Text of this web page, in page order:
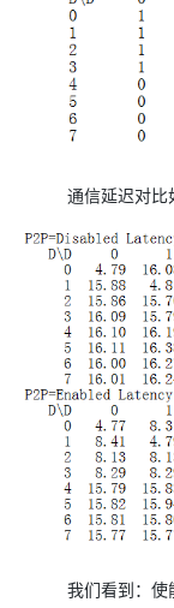
通信延迟对比如
我们看到：使能